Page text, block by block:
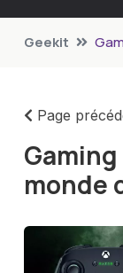
Geekit
Page
monde